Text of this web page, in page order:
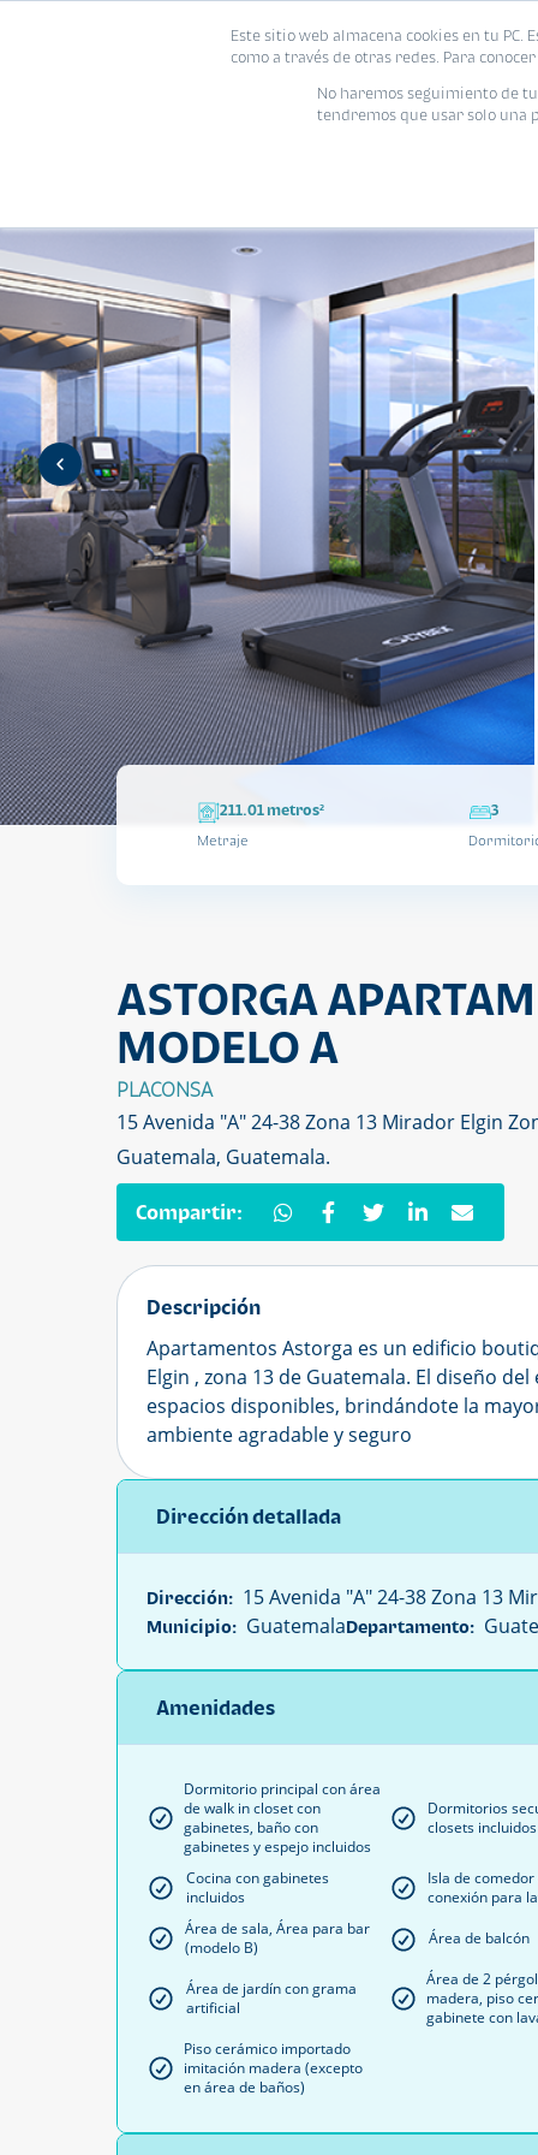
Este sitio web almacena cookies en tu
como a través de otras redes. Para
No haremos seguimiento de
tendremos que usar solo una
211.01 metros²
Metraje
3
ASTORGA
MODELO A
PLACONSA
15 Avenida "A" 24-38 Zona 13 Mirador Elgin
Guatemala, Guatemala.
Compartir:
Descripción
Apartamentos Astorga es un edificio
Elgin , zona 13 de Guatemala. El diseño
espacios disponibles, brindándote la
ambiente agradable y seguro
Dirección detallada
Dirección: 15 Avenida "A" 24-38 Zona 13
Municipio: GuatemalaDepartamento:
Amenidades
Dormitorio principal con área
de walk in closet con
gabinetes, baño con
gabinetes y espejo incluidos
Dormitorios
closets incluidos
Cocina con gabinetes
incluidos
Isla de comedor
conexión para
Área de sala, Área para bar
(modelo B)
Área de balcón
Área de jardín con grama
artificial
Área de 2
madera, piso
gabinete con
Piso cerámico importado
imitación madera (excepto
en área de baños)